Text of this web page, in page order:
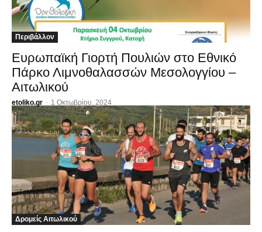
Περιβάλλον
Ευρωπαϊκή Γιορτή Πουλιών στο Εθνικό
Πάρκο Λιμνοθαλασσών Μεσολογγίου –
Αιτωλικού
etoliko.gr - 1 Οκτωβρίου, 2024
Δρομείς Αιτωλικού